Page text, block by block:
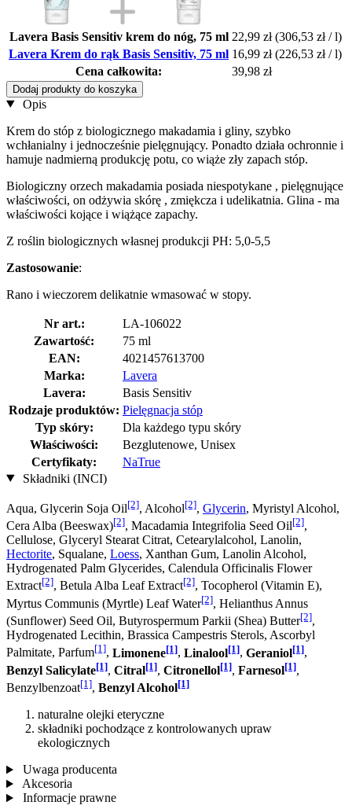
Lavera Basis Sensitiv krem do nóg, 75 ml 22,99 zł (306,53 zł / l)
Lavera Krem do rąk Basis Sensitiv, 75 ml 16,99 zł (226,53 zł / l)
Cena całkowita:
39,98 zł
Dodaj produkty do koszyka
Opis
Krem do stóp z biologicznego makadamia i gliny, szybko
wchłanialny i jednocześnie pielęgnujący. Ponadto działa ochronnie i
hamuje nadmierną produkcję potu, co wiąże zły zapach stóp.
Biologiczny orzech makadamia posiada niespotykane , pielęgnujące
właściwości, on odżywia skórę , zmiękcza i udelikatnia. Glina - ma
właściwości kojące i wiążące zapachy.
Z roślin biologicznych własnej produkcji PH: 5,0-5,5
Zastosowanie:
Rano i wieczorem delikatnie wmasować w stopy.
Nr art.:
LA-106022
Zawartość:
75 ml
EAN:
4021457613700
Marka:
Lavera
Lavera:
Basis Sensitiv
Rodzaje produktów: Pielęgnacja stóp
Typ skóry:
Dla każdego typu skóry
Właściwości:
Bezglutenowe, Unisex
Certyfikaty:
NaTrue
Składniki (INCI)
Aqua, Glycerin Soja Oil[2], Alcohol[2], Glycerin, Myristyl Alcohol,
Cera Alba (Beeswax)[2], Macadamia Integrifolia Seed Oil[2],
Cellulose, Glyceryl Stearat Citrat, Cetearylalcohol, Lanolin,
Hectorite, Squalane, Loess, Xanthan Gum, Lanolin Alcohol,
Hydrogenated Palm Glycerides, Calendula Officinalis Flower
Extract[2], Betula Alba Leaf Extract[2], Tocopherol (Vitamin E),
Myrtus Communis (Myrtle) Leaf Water[2], Helianthus Annus
(Sunflower) Seed Oil, Butyrospermum Parkii (Shea) Butter[2],
Hydrogenated Lecithin, Brassica Campestris Sterols, Ascorbyl
Palmitate, Parfum[1], Limonene[1], Linalool[1], Geraniol[1],
Benzyl Salicylate[1], Citral[1], Citronellol[1], Farnesol[1],
Benzylbenzoat[1], Benzyl Alcohol[1]
naturalne olejki eteryczne
składniki pochodzące z kontrolowanych upraw
ekologicznych
Uwaga producenta
Akcesoria
Informacje prawne